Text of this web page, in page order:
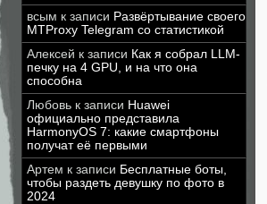
всым к записи Развёртывание своего
MTProxy Telegram со статистикой
Алексей к записи Как я собрал LLM-
печку на 4 GPU, и на что она
способна
Любовь к записи Huawei
официально представила
HarmonyOS 7: какие смартфоны
получат её первыми
Артем к записи Бесплатные боты,
чтобы раздеть девушку по фото в
2024